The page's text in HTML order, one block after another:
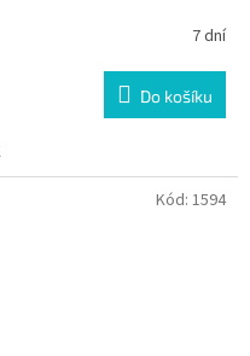
7 dní
Do košíku
Kód: 1594